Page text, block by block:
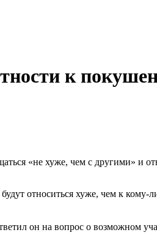
к
«не хуже, чем с другими» и
относиться хуже, чем к кому-
он на вопрос о возможном